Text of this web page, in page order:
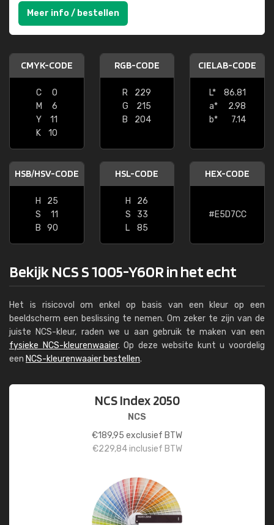
Meer info / bestellen
CMYK-CODE
C
0
M
6
Y
11
K
10
RGB-CODE
R
229
G
215
B
204
CIELAB-CODE
L*
86.81
a*
2.98
b*
7.14
HSB/HSV-CODE
H
25
S
11
B
90
HSL-CODE
H
26
S
33
L
85
HEX-CODE
#E5D7CC
Bekijk NCS S 1005-Y60R in het echt
Het is risicovol om enkel op basis van een kleur op een
beeldscherm een beslissing te nemen. Om zeker te zijn van de
juiste NCS-kleur, raden we u aan gebruik te maken van een
fysieke NCS-kleurenwaaier. Op deze website kunt u voordelig
een NCS-kleurenwaaier bestellen.
NCS Index 2050
NCS
€189,95 exclusief BTW
€229,84inclusief BTW